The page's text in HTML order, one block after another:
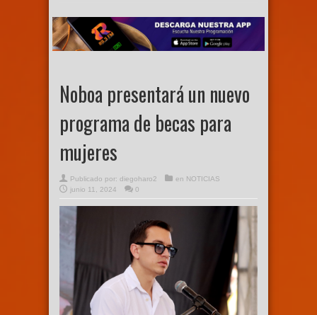
Noboa presentará un nuevo
programa de becas para
mujeres
Publicado por: diegoharo2 en NOTICIAS
junio 11, 2024
0